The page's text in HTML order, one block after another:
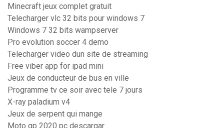
Minecraft jeux complet gratuit
Telecharger vlc 32 bits pour windows 7
Windows 7 32 bits wampserver
Pro evolution soccer 4 demo
Telecharger video dun site de streaming
Free viber app for ipad mini
Jeux de conducteur de bus en ville
Programme tv ce soir avec tele 7 jours
X-ray paladium v4
Jeux de serpent qui mange
Moto gp 2020 pc descargar